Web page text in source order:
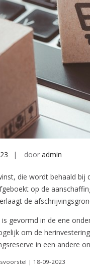
door admin
die wordt behaald
op de
de
is gevormd in de ene
om de
in een andere
| 18-09-2023